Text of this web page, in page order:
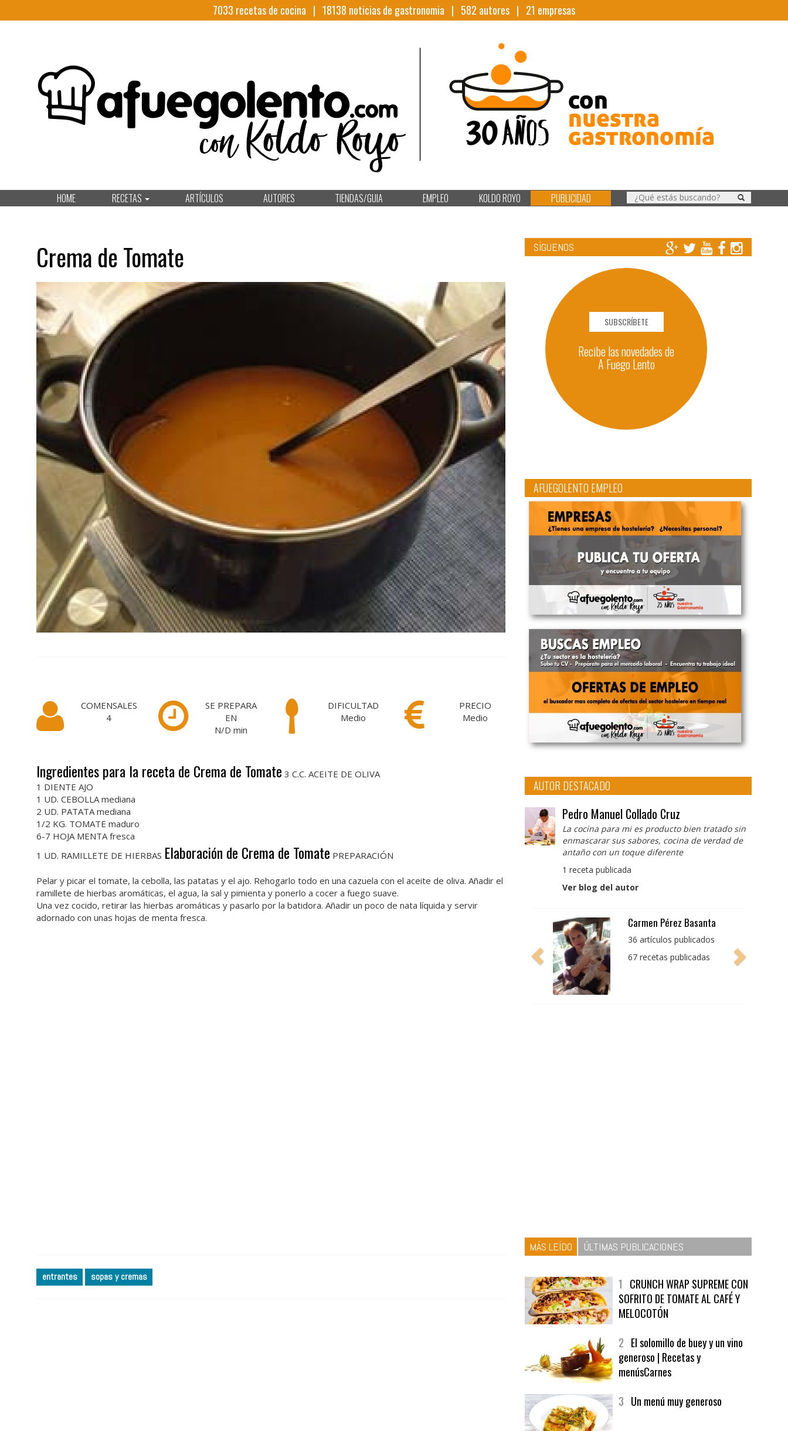
7033 recetas de cocina | 18138 noticias de gastronomia | 582 autores | 21 empresas
HOME RECETAS ARTÍCULOS AUTORES TIENDAS/GUIA EMPLEO KOLDO ROYO PUBLICIDAD
Crema de Tomate
COMENSALES
4
SE PREPARA
EN
N/D min
DIFICULTAD
Medio
PRECIO
Medio
Ingredientes para la receta de Crema de Tomate 3 C.C. ACEITE DE OLIVA
1 DIENTE AJO
1 UD. CEBOLLA mediana
2 UD. PATATA mediana
1/2 KG. TOMATE maduro
6-7 HOJA MENTA fresca
1 UD. RAMILLETE DE HIERBAS Elaboración de Crema de Tomate PREPARACIÓN
Pelar y picar el tomate, la cebolla, las patatas y el ajo. Rehogarlo todo en una cazuela con el aceite de oliva. Añadir el
ramillete de hierbas aromáticas, el agua, la sal y pimienta y ponerlo a cocer a fuego suave.
Una vez cocido, retirar las hierbas aromáticas y pasarlo por la batidora. Añadir un poco de nata líquida y servir
adornado con unas hojas de menta fresca.
entrantes sopas y cremas
SÍGUENOS
SUBSCRÍBETE
Recibe las novedades de
A Fuego Lento
AFUEGOLENTO EMPLEO
AUTOR DESTACADO
Pedro Manuel Collado Cruz
La cocina para mi es producto bien tratado sin
enmascarar sus sabores, cocina de verdad de
antaño con un toque diferente
1 receta publicada
Ver blog del autor
Pedro Manuel Collado
Cruz
producto bien tratado
MÁS LEÍDO ÚLTIMAS PUBLICACIONES
SOFRITO DE TOMATE AL CAFÉ Y
MELOCOTÓN
generoso | Recetas y